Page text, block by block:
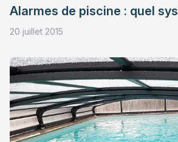
Alarmes de piscine : quel
20 juillet 2015